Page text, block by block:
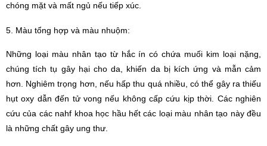
chóng mặt và mất ngủ nếu tiếp xúc.
5. Màu tổng hợp và màu nhuộm:
Những loại màu nhân tạo từ hắc ín có chứa muối kim loại nặng,
chúng tích tụ gây hại cho da, khiến da bị kích ứng và mẫn cảm
hơn. Nghiêm trọng hơn, nếu hấp thu quá nhiều, có thể gây ra thiếu
hụt oxy dẫn đến tử vong nếu không cấp cứu kịp thời. Các nghiên
cứu của các nahf khoa học hầu hết các loại màu nhân tạo này đều
là những chất gây ung thư.